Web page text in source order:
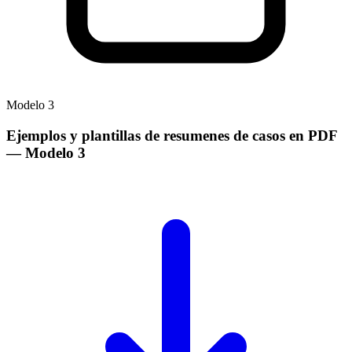
Modelo 3
Ejemplos y plantillas de resumenes de casos en PDF
— Modelo 3